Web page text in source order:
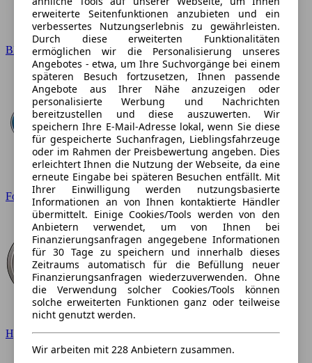
BMW
Ford
Hyundai
erweiterte Seitenfunktionen anzubieten und ein
verbessertes Nutzungserlebnis zu gewährleisten.
Durch diese erweiterten Funktionalitäten
ermöglichen wir die Personalisierung unseres
Angebotes - etwa, um Ihre Suchvorgänge bei einem
späteren Besuch fortzusetzen, Ihnen passende
Angebote aus Ihrer Nähe anzuzeigen oder
personalisierte Werbung und Nachrichten
bereitzustellen und diese auszuwerten. Wir
speichern Ihre E-Mail-Adresse lokal, wenn Sie diese
für gespeicherte Suchanfragen, Lieblingsfahrzeuge
oder im Rahmen der Preisbewertung angeben. Dies
erleichtert Ihnen die Nutzung der Webseite, da eine
erneute Eingabe bei späteren Besuchen entfällt. Mit
Ihrer Einwilligung werden nutzungsbasierte
Informationen an von Ihnen kontaktierte Händler
übermittelt. Einige Cookies/Tools werden von den
Anbietern verwendet, um von Ihnen bei
Finanzierungsanfragen angegebene Informationen
für 30 Tage zu speichern und innerhalb dieses
Zeitraums automatisch für die Befüllung neuer
Finanzierungsanfragen wiederzuverwenden. Ohne
die Verwendung solcher Cookies/Tools können
solche erweiterten Funktionen ganz oder teilweise
nicht genutzt werden.
Wir arbeiten mit 228 Anbietern zusammen.